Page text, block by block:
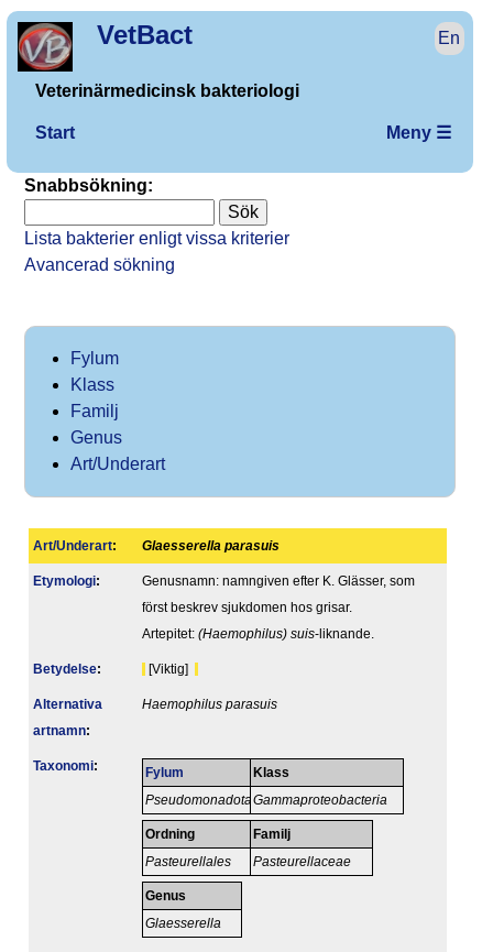
VetBact En
Veterinärmedicinsk bakteriologi
Start Meny ☰
Snabbsökning:
Lista bakterier enligt vissa kriterier
Avancerad sökning
Fylum
Klass
Familj
Genus
Art/Underart
Art/Underart: Glaesserella parasuis
Etymologi:
Genusnamn: namngiven efter K. Glässer, som
först beskrev sjukdomen hos grisar.
Artepitet: (Haemophilus) suis-liknande.
Betydelse: [Viktig]
Alternativa
artnamn:
Haemophilus parasuis
Taxonomi: Fylum
Pseudomonadota
Klass
Gammaproteobacteria
Ordning
Pasteurellales
Familj
Pasteurellaceae
Genus
Glaesserella